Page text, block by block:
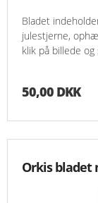
Bladet
julestjerne,
klik på billede
50,00 DKK
Orkis bladet